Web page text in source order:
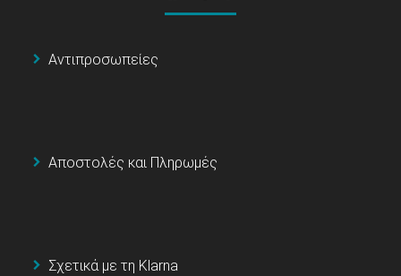
Αντιπροσωπείες
Αποστολές και Πληρωμές
Σχετικά με τη Klarna